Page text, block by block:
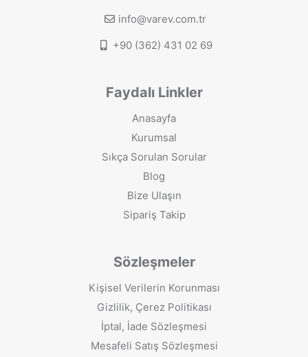
info@varev.com.tr
+90 (362) 431 02 69
Faydalı Linkler
Anasayfa
Kurumsal
Sıkça Sorulan Sorular
Blog
Bize Ulaşın
Sipariş Takip
Sözleşmeler
Kişisel Verilerin Korunması
Gizlilik, Çerez Politikası
İptal, İade Sözleşmesi
Mesafeli Satış Sözleşmesi